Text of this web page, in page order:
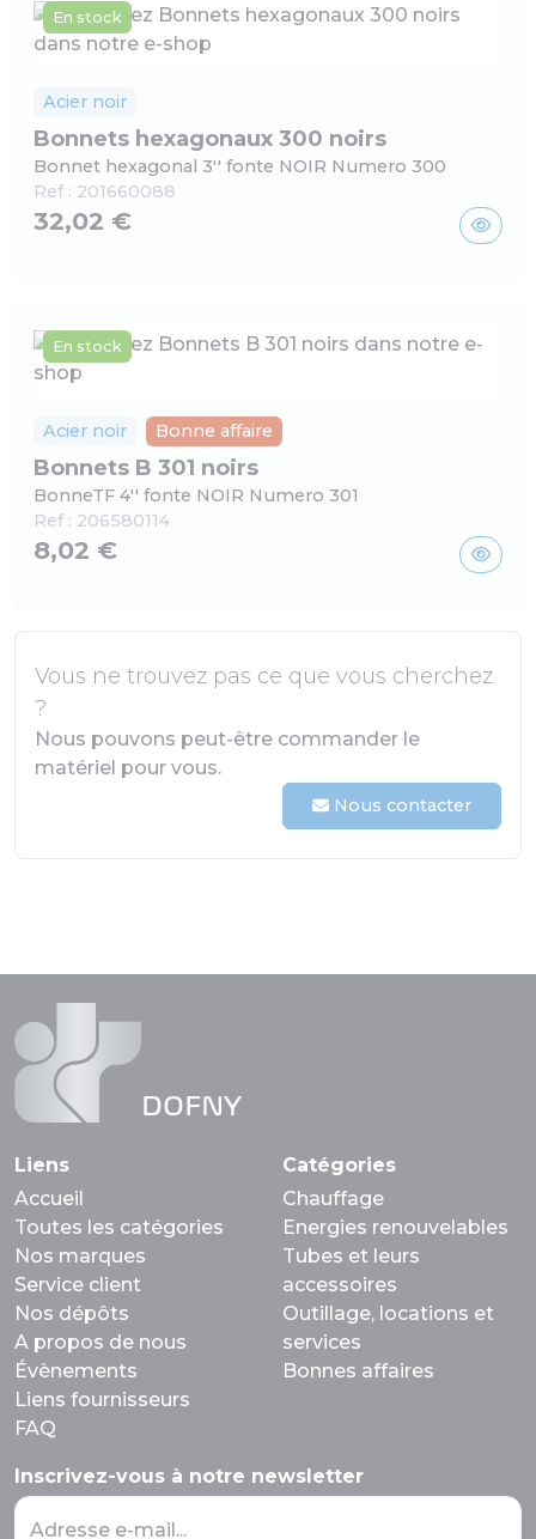
En stock
Acier noir
Bonnets hexagonaux 300 noirs
Bonnet hexagonal 3'' fonte NOIR Numero 300
Ref : 201660088
32,02 €
En stock
Acier noir Bonne affaire
Bonnets B 301 noirs
BonneTF 4'' fonte NOIR Numero 301
Ref : 206580114
8,02 €
Vous ne trouvez pas ce que vous cherchez
?
Nous pouvons peut-être commander le
matériel pour vous.
Nous contacter
DOFNY
Liens
Accueil
Toutes les catégories
Nos marques
Service client
Nos dépôts
A propos de nous
Évènements
Liens fournisseurs
FAQ
Catégories
Chauffage
Energies renouvelables
Tubes et leurs
accessoires
Outillage, locations et
services
Bonnes affaires
Inscrivez-vous à notre newsletter
Adresse e-mail...